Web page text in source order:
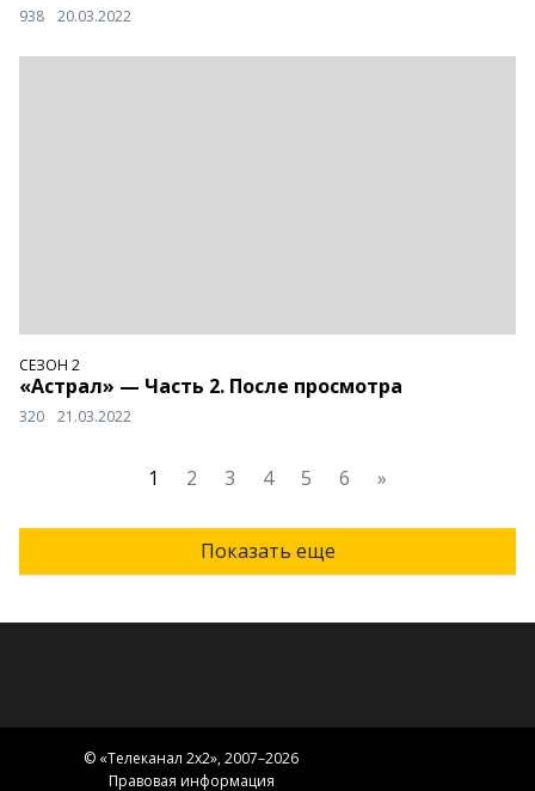
938 20.03.2022
СЕЗОН 2
«Астрал» — Часть 2. После просмотра
320 21.03.2022
1 2 3 4 5 6 »
Показать еще
© «Телеканал 2x2», 2007–2026
Правовая информация